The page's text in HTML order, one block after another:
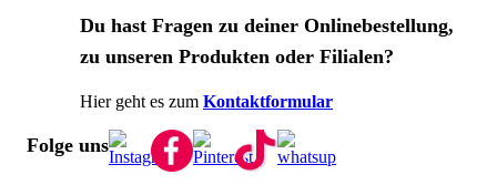
Du hast Fragen zu deiner Onlinebestellung,
zu unseren Produkten oder Filialen?
Hier geht es zum Kontaktformular
Folge uns